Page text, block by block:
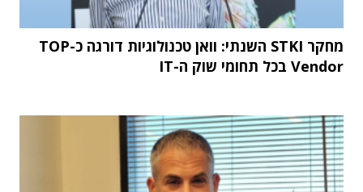
מחקר STKI השנתי: וואן טכנולוגיות דורגה כ-TOP
Vendor בכל תחומי שוק ה-IT